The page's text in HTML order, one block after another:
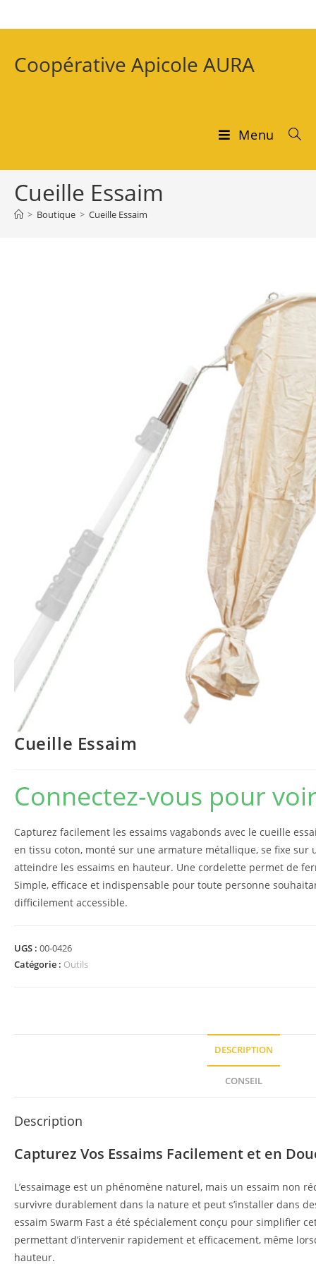
Coopérative Apicole AURA
Menu
Cueille Essaim
> Boutique > Cueille Essaim
Cueille Essaim
Connectez-vous pour
Capturez facilement les essaims vagabonds avec le cueille
en tissu coton, monté sur une armature métallique, se fixe
atteindre les essaims en hauteur. Une cordelette permet de
Simple, efficace et indispensable pour toute personne
difficilement accessible.
UGS : 00-0426
Catégorie : Outils
DESCRIPTION
CONSEIL
Description
Capturez Vos Essaims Facilement et en
L’essaimage est un phénomène naturel, mais un essaim non
survivre durablement dans la nature et peut s’installer dans
essaim Swarm Fast a été spécialement conçu pour simplifier
permettant d’intervenir rapidement et efficacement, même
hauteur.